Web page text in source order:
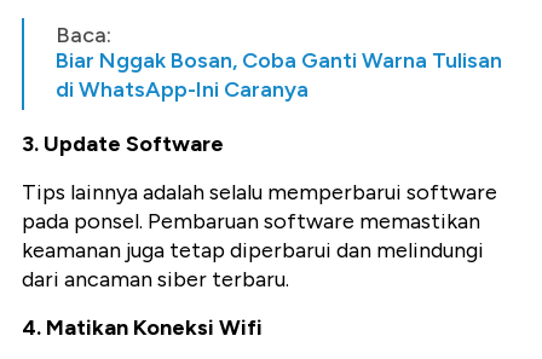
Baca:
Biar Nggak Bosan, Coba Ganti Warna Tulisan
di WhatsApp-Ini Caranya
3. Update Software
Tips lainnya adalah selalu memperbarui software
pada ponsel. Pembaruan software memastikan
keamanan juga tetap diperbarui dan melindungi
dari ancaman siber terbaru.
4. Matikan Koneksi Wifi